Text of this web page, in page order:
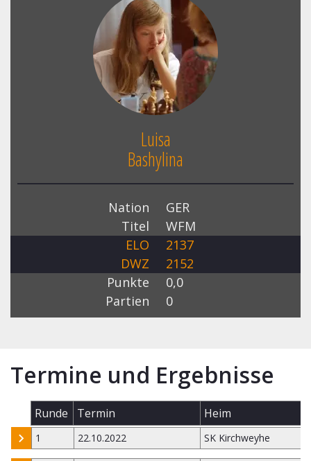
Luisa
Bashylina
Nation
GER
Titel
WFM
ELO
2137
DWZ
2152
Punkte
0,0
Partien
0
Termine und Ergebnisse
Runde Termin Heim
1 22.10.2022 SK Kirchweyhe